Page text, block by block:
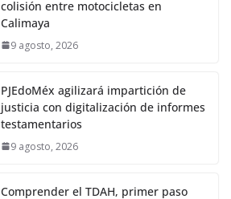
colisión entre motocicletas en
Calimaya
9 agosto, 2026
PJEdoMéx agilizará impartición de
justicia con digitalización de informes
testamentarios
9 agosto, 2026
Comprender el TDAH, primer paso